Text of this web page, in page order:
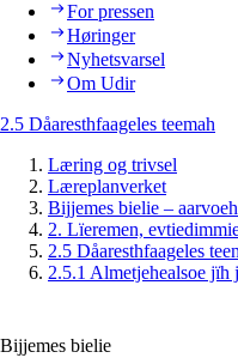
For pressen
Høringer
Nyhetsvarsel
Om Udir
2.5 Dåaresthfaageles teemah
Læring og trivsel
Læreplanverket
Bijjemes bielie –
2. Lïeremen,
2.5 Dåaresthfaageles
2.5.1 Almetjehealsoe jïh
Bijjemes bielie